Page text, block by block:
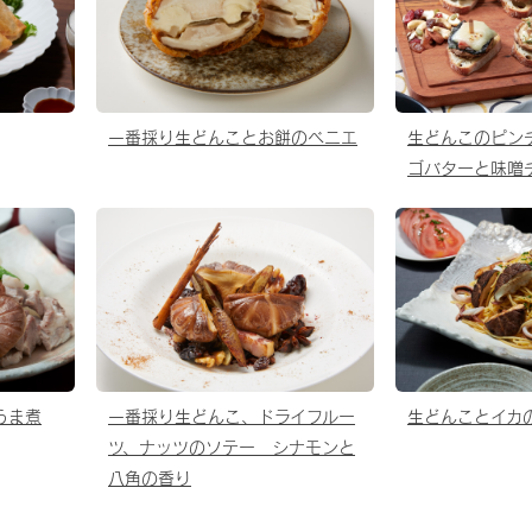
一番採り生どんことお餅のベニエ
生どんこのピン
ゴバターと味噌
ま煮
一番採り生どんこ、ドライフルー
ツ、ナッツのソテー シナモンと
八角の香り
生どんことイカ